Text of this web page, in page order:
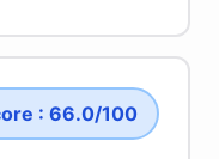
: 66.0/100